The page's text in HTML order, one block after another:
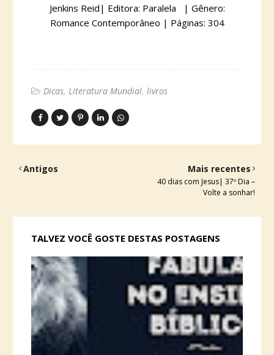
Jenkins Reid| Editora: Paralela | Gênero:
Romance Contemporâneo | Páginas: 304
Dicas Literatura Mundial livros
Mais recentes
40 dias com Jesus| 37º Dia –
Volte a sonhar!
Antigos
TALVEZ VOCÊ GOSTE DESTAS POSTAGENS